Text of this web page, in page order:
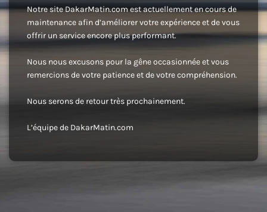
Notre site DakarMatin.com est actuellement en cours de
maintenance afin d’améliorer votre expérience et de vous
offrir un service encore plus performant.
Nous nous excusons pour la gêne occasionnée et vous
remercions de votre patience et de votre compréhension.
Nous serons de retour très prochainement.
L’équipe de DakarMatin.com